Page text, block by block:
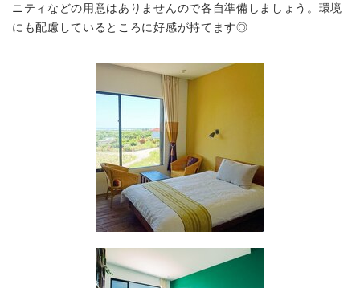
ニティなどの用意はありませんので各自準備しましょう。 環境
にも配慮しているところに好感が持てます◎